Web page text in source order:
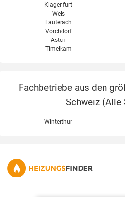
Klagenfurt
Wels
Lauterach
Vorchdorf
Asten
Timelkam
Fachbetriebe aus den
Schweiz (Alle
Winterthur